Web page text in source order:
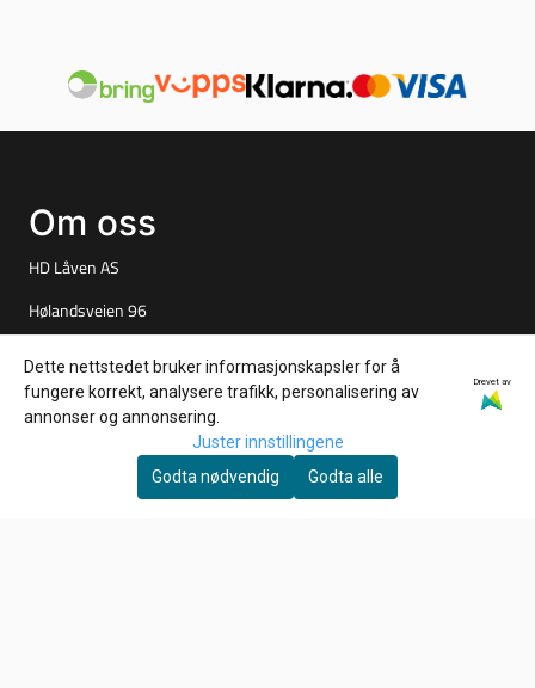
Om oss
HD Låven AS
Hølandsveien 96
Org. nr. 925827061
per@tuningparts.no
Dette nettstedet bruker informasjonskapsler for å
fungere korrekt, analysere trafikk, personalisering av
annonser og annonsering.
Drevet av
Juster innstillingene
Godta nødvendig
Godta alle